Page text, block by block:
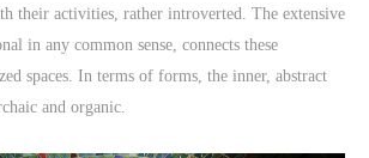
their activities, rather introverted. The extensive
in any common sense, connects these
spaces. In terms of forms, the inner, abstract
and organic.